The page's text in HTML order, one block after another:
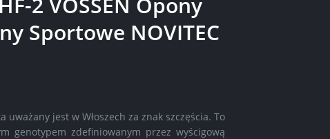
Sportowe NOVITEC
jest w Włoszech za znak szczęścia. To
genotypem zdefiniowanym przez wyścigową